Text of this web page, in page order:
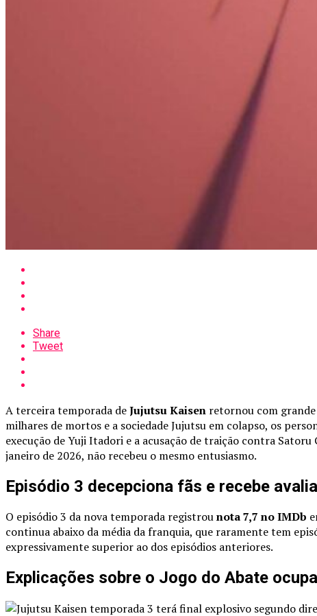
Share
Tweet
A terceira temporada deJujutsu Kaisen retornou com grande
milhares de mortos e a sociedade Jujutsu em colapso, os
execução de Yuji Itadori e a acusação de traição contra
janeiro de 2026, não recebeu o mesmo entusiasmo.
Episódio 3 decepciona fãs e recebe
O episódio 3 da nova temporada registrounota 7,7 no IMDb
continua abaixo da média da franquia, que raramente tem
expressivamente superior ao dos episódios anteriores.
Explicações sobre o Jogo do Abate